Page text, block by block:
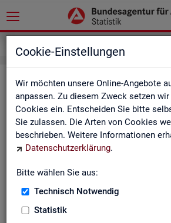
Cookie-Einstellungen
Wir möchten unsere Online-Angebote
anpassen. Zu diesem Zweck setzen
Cookies ein. Entscheiden Sie bitte
Sie zulassen. Die Arten von Cookies
beschrieben. Weitere Informationen
Datenschutzerklärung.
Bitte wählen Sie aus:
Technisch Notwendig
Statistik
In­for­ma­tio­nen in
Hier fin­den Sie unser In­for­ma­ti­ons­vi­deo
den­spra­che.
Video-
er